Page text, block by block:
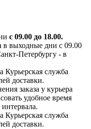
с 09.00 до 18.00.
в выходные дни с 09.00
Петербургу - в
Курьерская служба
доставки.
заказа у курьера
удобное время
Курьерская служба
доставки.